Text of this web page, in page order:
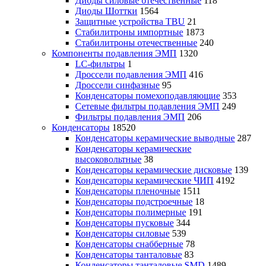
Диоды Шоттки 1564
Защитные устройства TBU 21
Стабилитроны импортные 1873
Стабилитроны отечественные 240
Компоненты подавления ЭМП 1320
LC-фильтры 1
Дроссели подавления ЭМП 416
Дроссели синфазные 95
Конденсаторы помехоподавляющие 353
Сетевые фильтры подавления ЭМП 249
Фильтры подавления ЭМП 206
Конденсаторы 18520
Конденсаторы керамические выводные 287
Конденсаторы керамические
высоковольтные 38
Конденсаторы керамические дисковые 139
Конденсаторы керамические ЧИП 4192
Конденсаторы пленочные 1511
Конденсаторы подстроечные 18
Конденсаторы полимерные 191
Конденсаторы пусковые 344
Конденсаторы силовые 539
Конденсаторы снабберные 78
Конденсаторы танталовые 83